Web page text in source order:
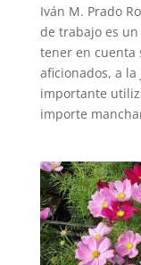
Iván M. Prado
de trabajo es
tener en cuenta
aficionados, a
importante
importe